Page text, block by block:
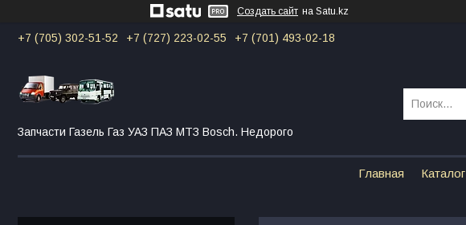
Создать сайт на Satu.kz
+7 (705) 302-51-52 +7 (727) 223-02-55 +7 (701) 493-02-18
Запчасти Газель Газ УАЗ ПАЗ МТЗ Bosch. Недорого
Главная Каталог